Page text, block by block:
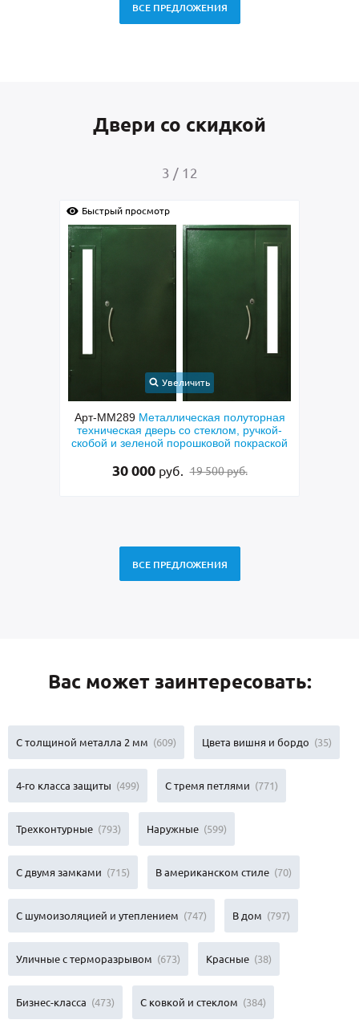
ВСЕ ПРЕДЛОЖЕНИЯ
Двери со скидкой
4 / 12
Металлическая полуторная
дверь со стеклом, ручкой-
и зеленой порошковой покраской
19 500 руб.
Арт-ММ256
дверь с коричневыми
фрезерованием и узким
ВСЕ ПРЕДЛОЖЕНИЯ
Вас может заинтересовать:
С толщиной металла 2 мм (609) Цвета вишня и бордо (35)
4-го класса защиты (499) С тремя петлями (771)
Трехконтурные (793) Наружные (599)
С двумя замками (715) В американском стиле (70)
С шумоизоляцией и утеплением (747) В дом (797)
Уличные с терморазрывом (673) Красные (38)
Бизнес-класса (473) С ковкой и стеклом (384)